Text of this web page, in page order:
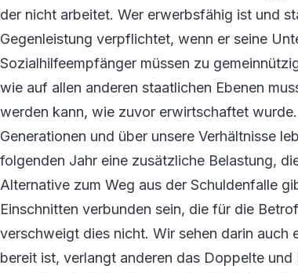
der nicht arbeitet. Wer erwerbsfähig ist und
Gegenleistung verpflichtet, wenn er seine
Sozialhilfeempfänger müssen zu
wie auf allen anderen staatlichen Ebenen
werden kann, wie zuvor erwirtschaftet
Generationen und über unsere Verhältnisse
folgenden Jahr eine zusätzliche Belastung,
Alternative zum Weg aus der Schuldenfalle
Einschnitten verbunden sein, die für die
verschweigt dies nicht. Wir sehen darin auch
bereit ist, verlangt anderen das Doppelte